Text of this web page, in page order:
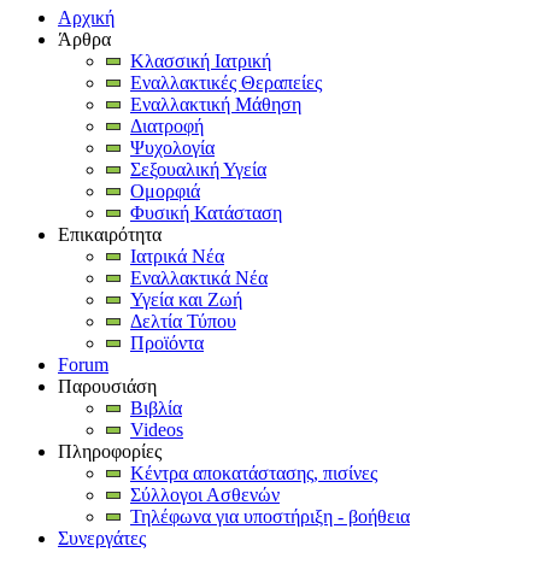
Αρχική
Άρθρα
Κλασσική Ιατρική
Εναλλακτικές Θεραπείες
Εναλλακτική Μάθηση
Διατροφή
Ψυχολογία
Σεξουαλική Υγεία
Ομορφιά
Φυσική Κατάσταση
Επικαιρότητα
Ιατρικά Νέα
Εναλλακτικά Νέα
Υγεία και Ζωή
Δελτία Τύπου
Προϊόντα
Forum
Παρουσιάση
Βιβλία
Videos
Πληροφορίες
Κέντρα αποκατάστασης, πισίνες
Σύλλογοι Ασθενών
Τηλέφωνα για υποστήριξη - βοήθεια
Συνεργάτες